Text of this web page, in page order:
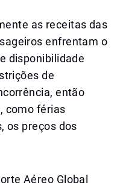
as receitas das
enfrentam o
disponibilidade
de
então
como férias
os preços dos
Aéreo Global